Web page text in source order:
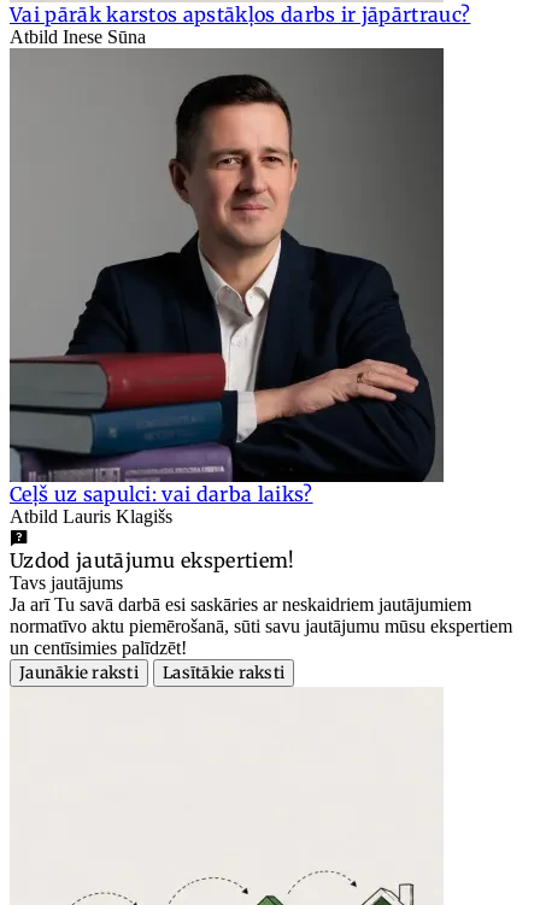
Vai pārāk karstos apstākļos darbs ir jāpārtrauc?
Atbild Inese Sūna
Ceļš uz sapulci: vai darba laiks?
Atbild Lauris Klagišs
Uzdod jautājumu ekspertiem!
Tavs jautājums
Ja arī Tu savā darbā esi saskāries ar neskaidriem jautājumiem
normatīvo aktu piemērošanā, sūti savu jautājumu mūsu ekspertiem
un centīsimies palīdzēt!
Jaunākie raksti
Lasītākie raksti